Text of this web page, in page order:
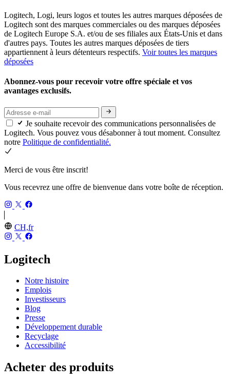
Logitech, Logi, leurs logos et toutes les autres marques déposées de
Logitech sont des marques commerciales ou des marques déposées
de Logitech Europe S.A. et/ou de ses filiales aux États-Unis et dans
d'autres pays. Toutes les autres marques déposées de tiers
appartiennent à leurs détenteurs respectifs. Voir toutes les marques
déposées
Abonnez-vous pour recevoir votre offre spéciale et vos
avantages exclusifs.
Je souhaite recevoir des communications personnalisées de
Logitech. Vous pouvez vous désabonner à tout moment. Consultez
notre Politique de confidentialité.
Merci de vous être inscrit!
Vous recevrez une offre de bienvenue dans votre boîte de réception.
CH,fr
Logitech
Notre histoire
Emplois
Investisseurs
Blog
Presse
Développement durable
Recyclage
Accessibilité
Acheter des produits